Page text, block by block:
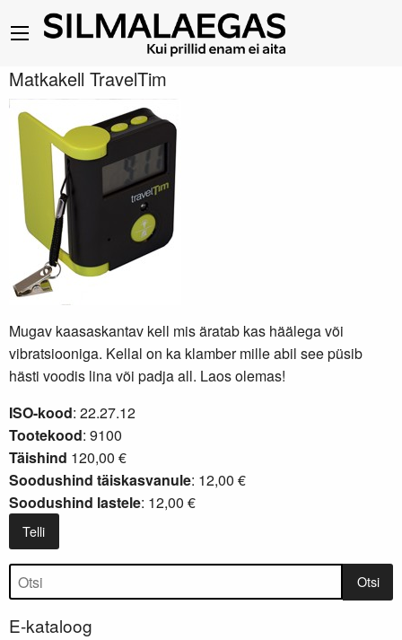
Matkakell TravelTim
Mugav kaasaskantav kell mis äratab kas häälega või
vibratsiooniga. Kellal on ka klamber mille abil see püsib
hästi voodis lina või padja all. Laos olemas!
ISO-kood: 22.27.12
Tootekood: 9100
Täishind 120,00 €
Soodushind täiskasvanule: 12,00 €
Soodushind lastele: 12,00 €
Telli
Tootepuu Otsi
E-kataloog